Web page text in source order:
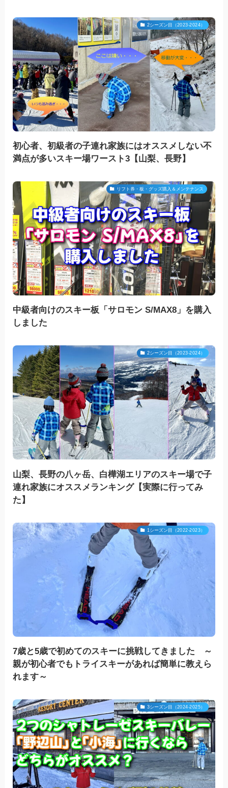
2シーズン目（2023-2024）
初心者、初級者の子連れ家族にはオススメしない不
満点が多いスキー場ワースト3【山梨、長野】
リフト券・板・グッズ購入＆メンテナンス
中級者向けのスキー板「サロモン S/MAX8」を購入
しました
2シーズン目（2023-2024）
山梨、長野の八ヶ岳、白樺湖エリアのスキー場で子
連れ家族にオススメランキング【実際に行ってみ
た】
1シーズン目（2022-2023）
7歳と5歳で初めてのスキーに挑戦してきました ～
親が初心者でもトライスキーがあれば簡単に教えら
れます～
3シーズン目（2024-2025）